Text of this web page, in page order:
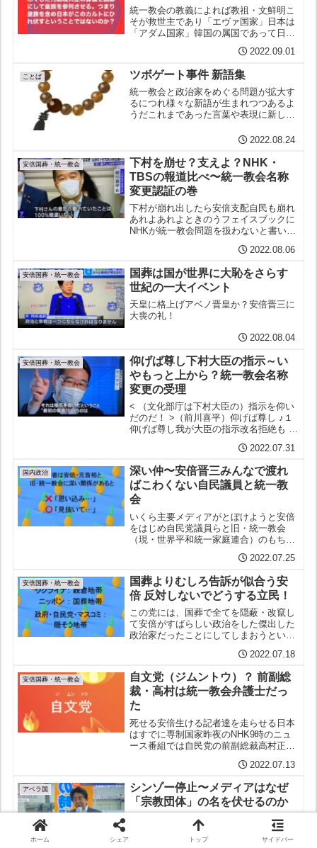
統一教会の教義によれば教祖・文鮮明こ
そが救世主であり「エヴァ国家」日本は
「アダム国家」韓国の属国であって日本
てはならない日本はそうして過去に朝鮮
を植民地にした罪を償わなくてはならな
いBS-TBS報道193...
2022.09.01
ことば ツボゲート事件 新語集
統一教会と政治家をめぐる問題が拡大す
るにつれ様々な新語が生まれつつあるよ
うだこれまであった言葉や表現に新しい
介しよう【数珠つなぎ】政治家らがゾロ
用例：萩生田光一は生稲晃...
2022.08.24
安倍国葬・統一教会
下村を崩せ？支えよ？NHK・
TBSの報道比べ〜統一教会名称
変更認証の巻
下村が崩れ出したら安倍支配自民も崩れ
あれよあれよときのうフェイスブックに
NHKが統一教会問題を扱わないと書いた
係者の釈明：祝電や会合あいさつ（山口
環境相、小林経済安保相）献金（石
破・元幹事長）（機械的に...
2022.08.06
安倍国葬・統一教会
国葬は国が世界に大恥をさらす
世紀の一大イベント
天皇に格上げアベノ晋皇か？安倍晋三に
大喪の礼！
2022.08.04
安倍国葬・統一教会
仰げば尊し下村大臣の指示～い
やもっと上から？統一教会名称
変更の受理
< （文化部庁は下村大臣の）指示を仰い
だのだ！ >（前川喜平）仰げば尊し ♪１
仰げば尊し我が大臣の指示改名拒絶も は
るめえいざさらば２互いにむつみしカル
トの恩組織票回して安倍派の当選挨拶、
雑誌の表紙、その...
2022.07.31
国内政治
深い仲〜安倍晋三みんなで渡れ
ばこわくない自民議員と統一教
会
いくら主要メディアがとぼけようと安倍
をはじめ自民党議員らと旧・統一教会
（現・世界平和統一家庭連合）のもちつ
し一部メディアの奮闘もありいよいよ明
らかにされつつある新しく報じられたと
ころでは細田博之・衆議院議...
2022.07.25
安倍国葬・統一教会
国葬よりむしろ告訴が似合う安
倍 反対しないでどうする立民！
この党には、国葬で全てを隠蔽・改竄し
て安倍がすばらしい政治をした傑出した
政治家だったことにしてしまおうという
ないのか。何にでも反対ばかりという批
判、言いががりが、そんなに怖いのか。
既に負けている悲しい党。...
2022.07.18
安倍国葬・統一教会
自文党（ジムントウ）？ 前副総
裁・高村は統一教会弁護士だっ
た
死せる安倍生ける記者達を走らせる日本
はすでに専制国家昨夜のNHK9時のニュ
ース番組では自民党の前副総裁高村正彦
たしかしそれよりこういうことを掘り下
げるのが報道の役目じゃないのか：高村
氏と統一教会の関係ちな...
2022.07.13
アベラ国
シンゾー停止〜メディアはなぜ
「宗教団体」の名を伏せるのか
死せるシンゾー生ける中継を走らす 言
論を封殺してはならないと言いながら
自らタブーを作り自己検閲に走る日本の
ホーム シェア トップ サイドバー